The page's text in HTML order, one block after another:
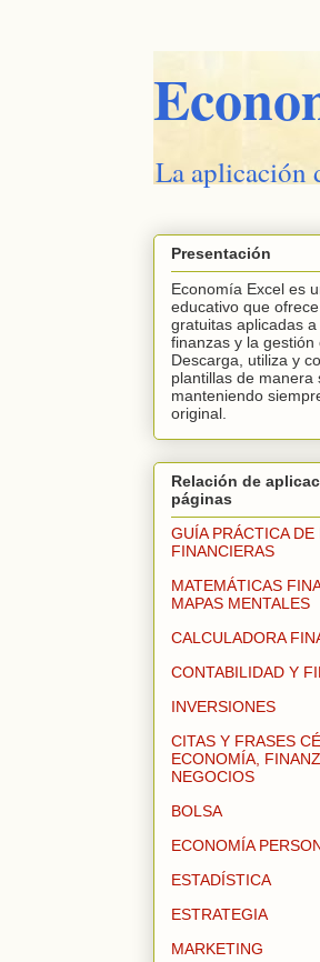
La aplicación
Presentación
Economía Excel es
educativo que
gratuitas aplicadas
finanzas y la gestión
Descarga, utiliza y
plantillas de manera
manteniendo
original.
Relación de
páginas
GUÍA PRÁCTICA
FINANCIERAS
MATEMÁTICAS
MAPAS MENTALES
CALCULADORA
CONTABILIDAD Y
INVERSIONES
CITAS Y FRASES
ECONOMÍA,
NEGOCIOS
BOLSA
ECONOMÍA
ESTADÍSTICA
ESTRATEGIA
MARKETING